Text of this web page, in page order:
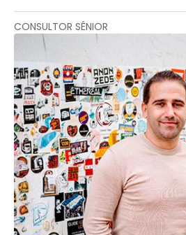
CONSULTOR SÉNIOR